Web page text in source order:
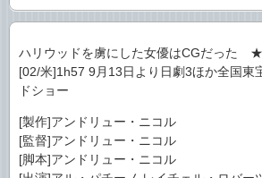
ハリウッドを虜にした女優はCGだっ
[02/米]1h57 9月13日より日劇3ほか全国東
ドショー
[製作]アンドリュー・ニコル
[監督]アンドリュー・ニコル
[脚本]アンドリュー・ニコル